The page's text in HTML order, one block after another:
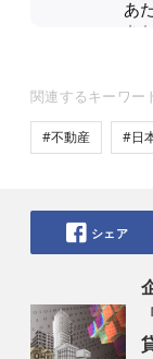
関連するキーワー
#不動産 #日
シェア